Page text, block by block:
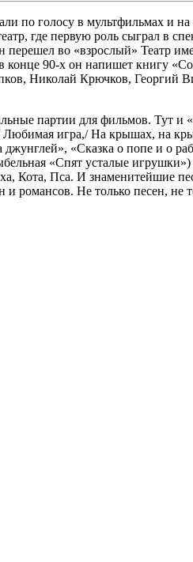
по голосу в мультфильмах и
где первую роль сыграл в
перешел во «взрослый» Театр
90-х он напишет книгу
Николай Крючков,
партии для фильмов. Тут и
Любимая игра,/ На крышах, на
«Сказка о попе и о
«Спят усталые
Кота, Пса. И знаменитейшие
романсов. Не только песен, не